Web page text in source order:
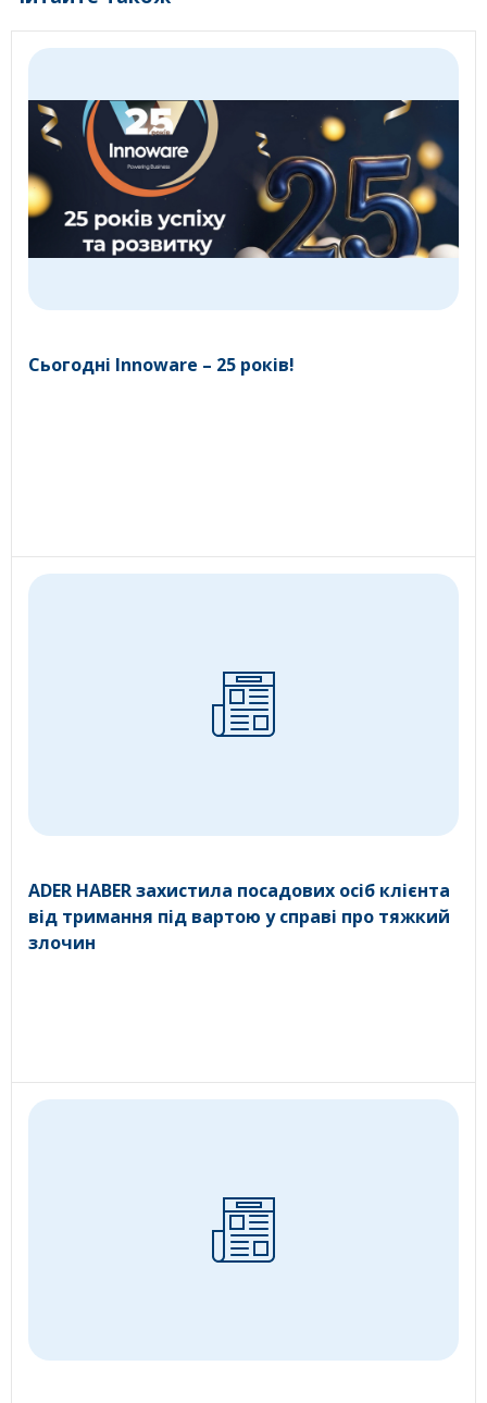
Сьогодні Innoware – 25 років!
ADER HABER захистила посадових осіб клієнта
від тримання під вартою у справі про тяжкий
злочин